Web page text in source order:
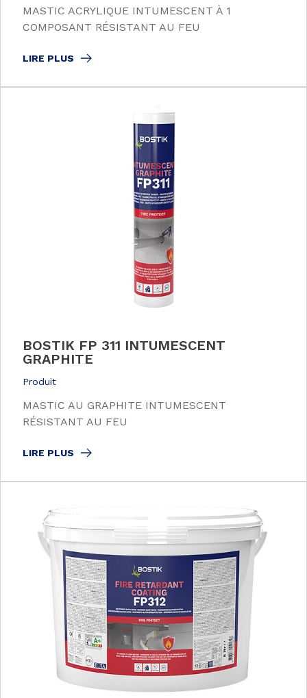
MASTIC ACRYLIQUE INTUMESCENT À 1
COMPOSANT RÉSISTANT AU FEU
LIRE PLUS
BOSTIK FP 311 INTUMESCENT
GRAPHITE
Produit
MASTIC AU GRAPHITE INTUMESCENT
RÉSISTANT AU FEU
LIRE PLUS